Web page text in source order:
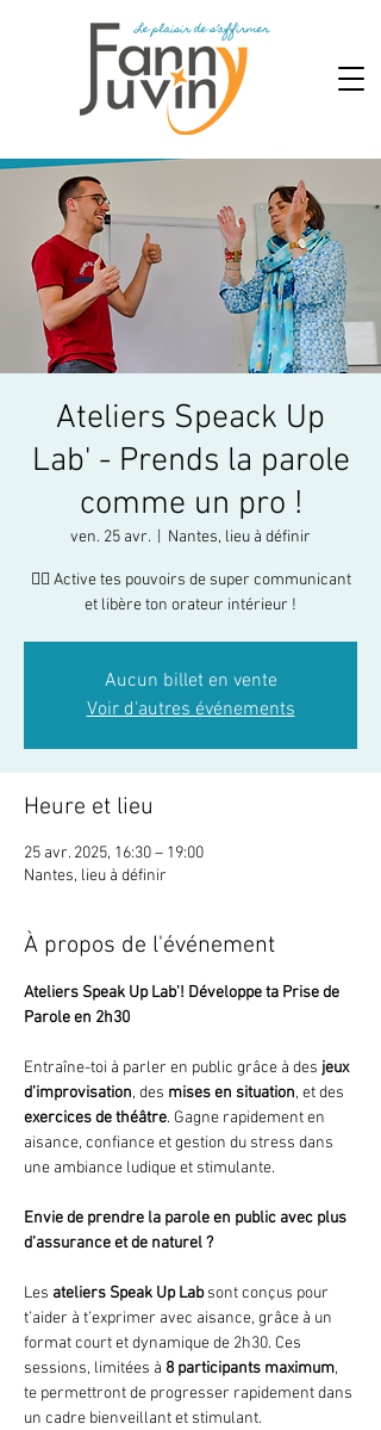
Ateliers Speack Up
Lab' - Prends la parole
comme un pro !
ven. 25 avr. Nantes, lieu à définir
🦸‍♀️ Active tes pouvoirs de super communicant
et libère ton orateur intérieur !
Aucun billet en vente
Voir d'autres événements
Heure et lieu
25 avr. 2025, 16:30 – 19:00
Nantes, lieu à définir
À propos de l'événement
Ateliers Speak Up Lab'! Développe ta Prise de
Parole en 2h30
Entraîne-toi à parler en public grâce à des jeux
d’improvisation, des mises en situation, et des
exercices de théâtre. Gagne rapidement en
aisance, confiance et gestion du stress dans
une ambiance ludique et stimulante.
Envie de prendre la parole en public avec plus
d’assurance et de naturel ?
Les ateliers Speak Up Lab sont conçus pour
t’aider à t’exprimer avec aisance, grâce à un
format court et dynamique de 2h30. Ces
sessions, limitées à 8 participants maximum,
te permettront de progresser rapidement dans
un cadre bienveillant et stimulant.